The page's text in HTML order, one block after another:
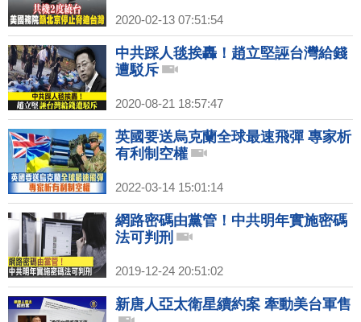
2020-02-13 07:51:54
中共踩人毯挨轟！趙立堅誣台灣給錢
遭駁斥
2020-08-21 18:57:47
英國要送烏克蘭全球最速飛彈 專家析
有利制空權
2022-03-14 15:01:14
網路密碼由黨管！中共明年實施密碼
法可判刑
2019-12-24 20:51:02
新唐人亞太衛星續約案 牽動美台軍售